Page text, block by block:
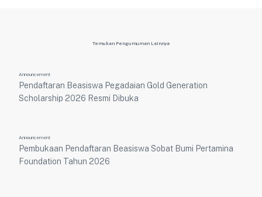
Temukan Pengumuman Lainnya
Announcement
Pendaftaran Beasiswa Pegadaian Gold Generation
Scholarship 2026 Resmi Dibuka
Announcement
Pembukaan Pendaftaran Beasiswa Sobat Bumi Pertamina
Foundation Tahun 2026